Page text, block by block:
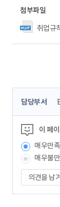
첨부파일
취업규
콘
츠
정
보
책
임
자
담당부서
이 페
매우만족
매우불
의
견
을